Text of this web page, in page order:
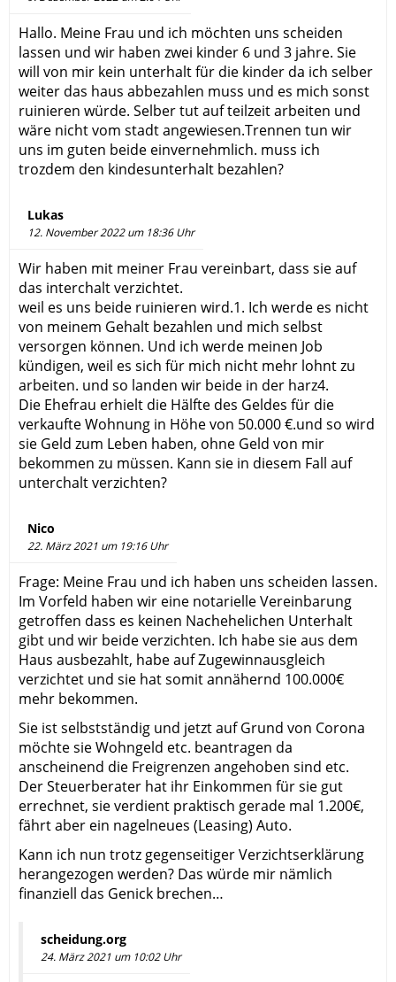
Hallo. Meine Frau und ich möchten uns scheiden
lassen und wir haben zwei kinder 6 und 3 jahre. Sie
will von mir kein unterhalt für die kinder da ich selber
weiter das haus abbezahlen muss und es mich sonst
ruinieren würde. Selber tut auf teilzeit arbeiten und
wäre nicht vom stadt angewiesen.Trennen tun wir
uns im guten beide einvernehmlich. muss ich
trozdem den kindesunterhalt bezahlen?
Lukas
12. November 2022 um 18:36 Uhr
Wir haben mit meiner Frau vereinbart, dass sie auf
das interchalt verzichtet.
weil es uns beide ruinieren wird.1. Ich werde es nicht
von meinem Gehalt bezahlen und mich selbst
versorgen können. Und ich werde meinen Job
kündigen, weil es sich für mich nicht mehr lohnt zu
arbeiten. und so landen wir beide in der harz4.
Die Ehefrau erhielt die Hälfte des Geldes für die
verkaufte Wohnung in Höhe von 50.000 €.und so wird
sie Geld zum Leben haben, ohne Geld von mir
bekommen zu müssen. Kann sie in diesem Fall auf
unterchalt verzichten?
Nico
22. März 2021 um 19:16 Uhr
Frage: Meine Frau und ich haben uns scheiden lassen.
Im Vorfeld haben wir eine notarielle Vereinbarung
getroffen dass es keinen Nachehelichen Unterhalt
gibt und wir beide verzichten. Ich habe sie aus dem
Haus ausbezahlt, habe auf Zugewinnausgleich
verzichtet und sie hat somit annähernd 100.000€
mehr bekommen.
Sie ist selbstständig und jetzt auf Grund von Corona
möchte sie Wohngeld etc. beantragen da
anscheinend die Freigrenzen angehoben sind etc.
Der Steuerberater hat ihr Einkommen für sie gut
errechnet, sie verdient praktisch gerade mal 1.200€,
fährt aber ein nagelneues (Leasing) Auto.
Kann ich nun trotz gegenseitiger Verzichtserklärung
herangezogen werden? Das würde mir nämlich
finanziell das Genick brechen…
scheidung.org
24. März 2021 um 10:02 Uhr